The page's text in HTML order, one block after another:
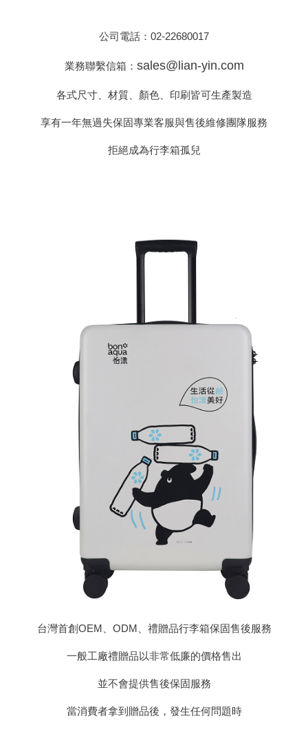
公司電話： 02-22680017
業務聯繫信箱： sales@lian-yin.com
各式尺寸、材質、顏色、印刷皆可生產製造
享有一年無過失保固專業客服與售後維修團隊服務
拒絕成為行李箱孤兒
台灣首創OEM、ODM、禮贈品行李箱保固售後服務
一般工廠禮贈品以非常低廉的價格售出
並不會提供售後保固服務
當消費者拿到贈品後，發生任何問題時